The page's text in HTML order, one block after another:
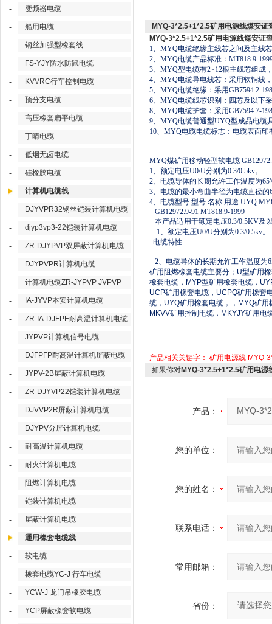
- 变频器电缆
- 船用电缆
- 钢丝加强型橡套线
- FS-YJY防水防鼠电缆
- KVVRC行车控制电缆
- 预分支电缆
- 高压橡套扁平电缆
- 丁晴电缆
- 低烟无卤电缆
- 硅橡胶电缆
计算机电缆线
- DJYVPR32钢丝铠装计算机电缆
- djyp3vp3-22铠装计算机电缆
- ZR-DJYPVP双屏蔽计算机电缆
- DJYPVPR计算机电缆
- 计算机电缆ZR-JYPVP JVPVP
- IA-JYVP本安计算机电缆
- ZR-IA-DJFPE耐高温计算机电缆
- JYPVP计算机信号电缆
- DJFPFP耐高温计算机屏蔽电缆
- JYPV-2B屏蔽计算机电缆
- ZR-DJYVP22铠装计算机电缆
- DJVVP2R屏蔽计算机电缆
- DJYPV分屏计算机电缆
- 耐高温计算机电缆
- 耐火计算机电缆
- 阻燃计算机电缆
- 铠装计算机电缆
- 屏蔽计算机电缆
通用橡套电缆线
- 软电缆
- 橡套电缆YC-J 行车电缆
- YCW-J 龙门吊橡胶电缆
- YCP屏蔽橡套软电缆
MYQ-3*2.5+1*2.5矿用电源线煤安证
MYQ-3*2.5+1*2.5矿用电源线煤安证
1、MYQ电缆绝缘主线芯之间及主线
2、MYQ电缆产品标准：MT818.9-
3、MYQ型电缆有2~12根主线芯组成
4、MYQ电缆导电线芯：采用软铜线
5、MYQ电缆绝缘：采用GB7594.2-
6、MYQ电缆线芯识别：四芯及以下
8、MYQ电缆护套：采用GB7594.7-
9、MYQ电缆普通型UYQ型成品电缆
10、MYQ电缆电缆标志：电缆表面
MYQ煤矿用移动轻型软电缆
1、额定电压U0/U分别为0.3/0.5kv。
2、电缆导体的长期允许工作温度为65
3、电缆的最小弯曲半径为电缆直径的
4、电缆型号 型号 名称 用途 UYQ
GB12972.9-91 MT818.9-1999
本产品适用于额定电压0.3/0.5KV及
1、额定电压U0/U分别为0.3/0.5kv。
电缆特性
2、电缆导体的长期允许工作温度为
矿用阻燃橡套电缆主要分； U型矿用
橡套电缆， MYP型矿用橡套电缆，
UCP矿用橡套电缆， UCPQ矿用橡套
缆， UYQ矿用橡套电缆，， MYQ矿用
MKVV矿用控制电缆， MKYJY矿用电
产品相关关键字： 矿用电源线 MYQ-
如果你对MYQ-3*2.5+1*2.5矿用电源
产品：
您的单位：
您的姓名：
联系电话：
常用邮箱：
省份：